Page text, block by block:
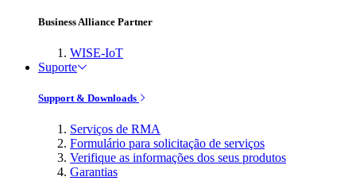
Business Alliance Partner
WISE-IoT
Suporte
Support & Downloads
Serviços de RMA
Formulário para solicitação de serviços
Verifique as informações dos seus produtos
Garantias